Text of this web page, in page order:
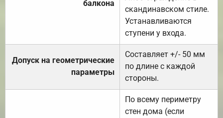
балкона
скандинавском стиле.
Устанавливаются
ступени у входа.
Допуск на геометрические
параметры
Составляет +/- 50 мм
по длине с каждой
стороны.
По всему периметру
стен дома (если